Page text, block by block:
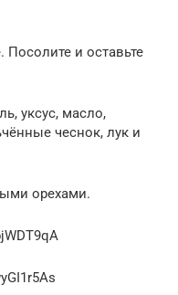
Посолите и оставьте
уксус, масло,
чеснок, лук и
орехами.